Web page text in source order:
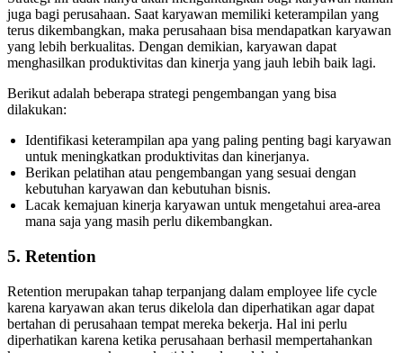
juga bagi perusahaan. Saat karyawan memiliki keterampilan yang
terus dikembangkan, maka perusahaan bisa mendapatkan karyawan
yang lebih berkualitas. Dengan demikian, karyawan dapat
menghasilkan produktivitas dan kinerja yang jauh lebih baik lagi.
Berikut adalah beberapa strategi pengembangan yang bisa
dilakukan:
Identifikasi keterampilan apa yang paling penting bagi karyawan
untuk meningkatkan produktivitas dan kinerjanya.
Berikan pelatihan atau pengembangan yang sesuai dengan
kebutuhan karyawan dan kebutuhan bisnis.
Lacak kemajuan kinerja karyawan untuk mengetahui area-area
mana saja yang masih perlu dikembangkan.
5. Retention
Retention merupakan tahap terpanjang dalam employee life cycle
karena karyawan akan terus dikelola dan diperhatikan agar dapat
bertahan di perusahaan tempat mereka bekerja. Hal ini perlu
diperhatikan karena ketika perusahaan berhasil mempertahankan